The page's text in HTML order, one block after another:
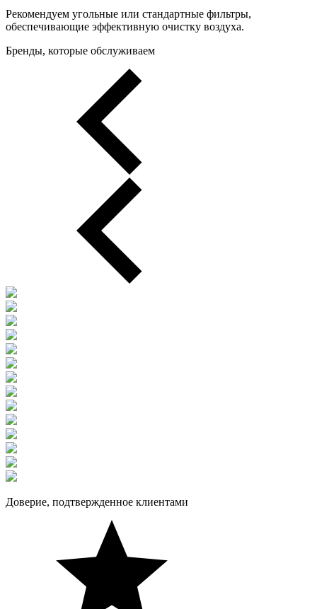
Рекомендуем угольные или стандартные фильтры,
обеспечивающие эффективную очистку воздуха.
Бренды, которые обслуживаем
Доверие, подтвержденное клиентами